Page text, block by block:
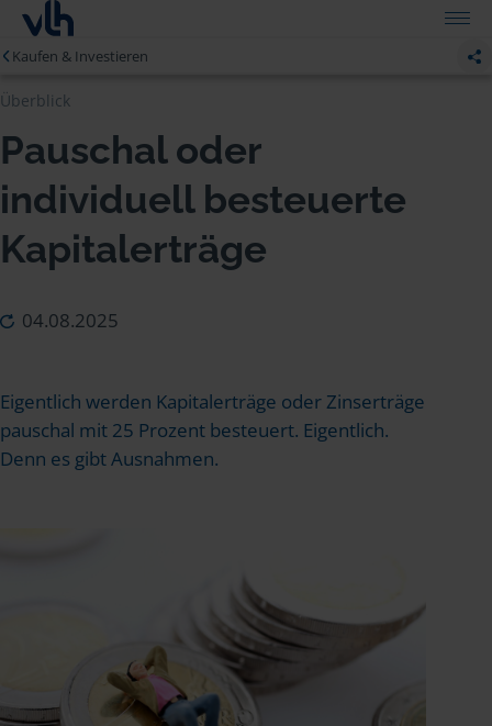
Kaufen & Investieren
Überblick
Pauschal oder
individuell besteuerte
Kapitalerträge
04.08.2025
Eigentlich werden Kapitalerträge oder Zinserträge
pauschal mit 25 Prozent besteuert. Eigentlich.
Denn es gibt Ausnahmen.